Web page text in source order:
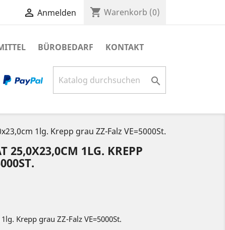
 Anmelden shopping_cart Warenkorb (0)
BÜROBEDARF KONTAKT

1lg. Krepp grau ZZ-Falz VE=5000St.
25,0X23,0CM 1LG. KREPP
Krepp grau ZZ-Falz VE=5000St.